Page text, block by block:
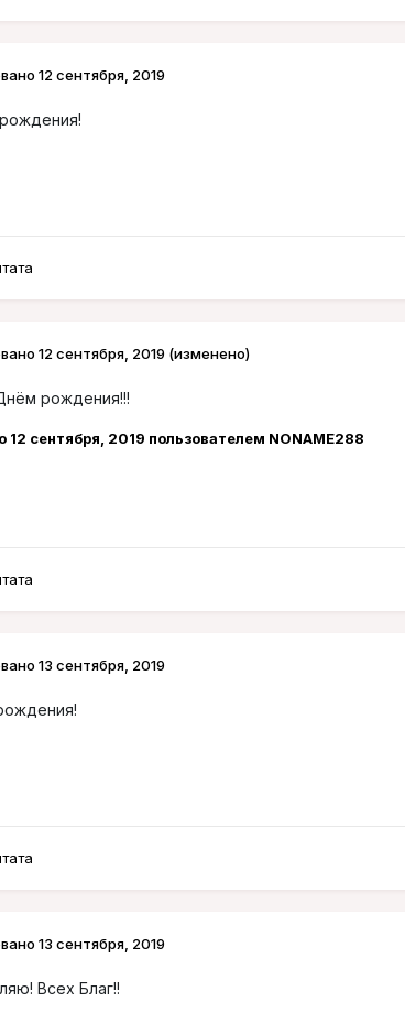
12 сентября, 2019
12 сентября, 2019 (изменено)
рождения!!!
12 сентября, 2019 пользователем NONAME288
13 сентября, 2019
13 сентября, 2019
Всех Благ!!